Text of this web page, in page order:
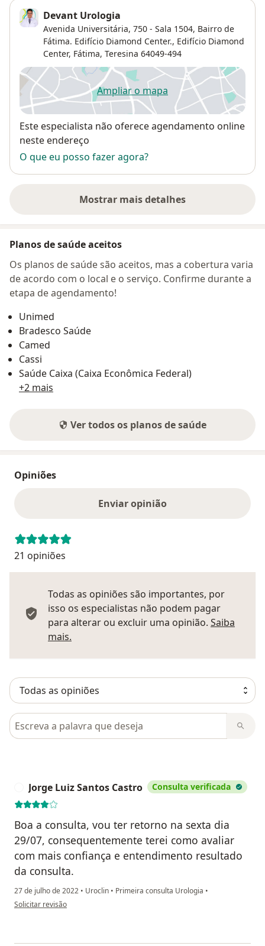
Devant Urologia
Avenida Universitária, 750 - Sala 1504, Bairro de
Fátima. Edifício Diamond Center., Edifício Diamond
Center, Fátima, Teresina 64049-494
Ampliar o mapaabre num novo separador
Disponibilidade
Este especialista não oferece agendamento online
neste endereço
O que eu posso fazer agora?
Mostrar mais detalhes
sobre o endereço
Planos de saúde aceitos
Os planos de saúde são aceitos, mas a cobertura varia
de acordo com o local e o serviço. Confirme durante a
etapa de agendamento!
Unimed
Bradesco Saúde
Camed
Cassi
Saúde Caixa (Caixa Econômica Federal)
+2 mais
Ver todos os planos de saúde
Opiniões
Enviar opinião
21 opiniões
Todas as opiniões são importantes, por
isso os especialistas não podem pagar
para alterar ou excluir uma opinião. Saiba
mais.
Pesquisar em opiniões
Jorge Luiz Santos Castro Consulta verificada
Boa a consulta, vou ter retorno na sexta dia
29/07, consequentemente terei como avaliar
com mais confiança e entendimento resultado
da consulta.
27 de julho de 2022 • Uroclin • Primeira consulta Urologia •
na opinião do utilizador Jorge Luiz Santos Castro
Solicitar revisão